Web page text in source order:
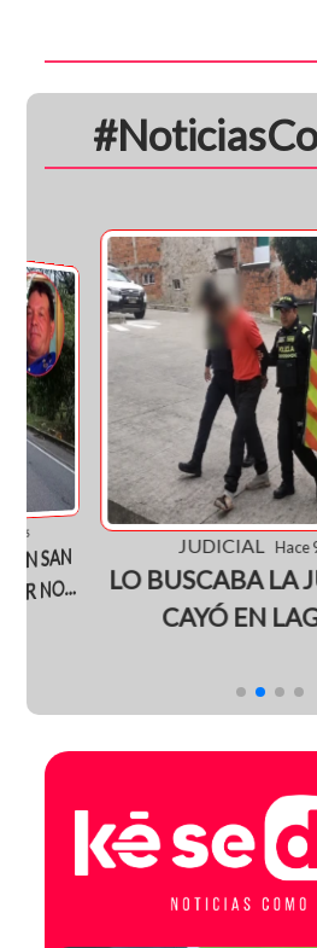
horas
SAN
NO
JUDICIAL Hace
LO BUSCABA LA
CAYÓ EN
SEXUAL